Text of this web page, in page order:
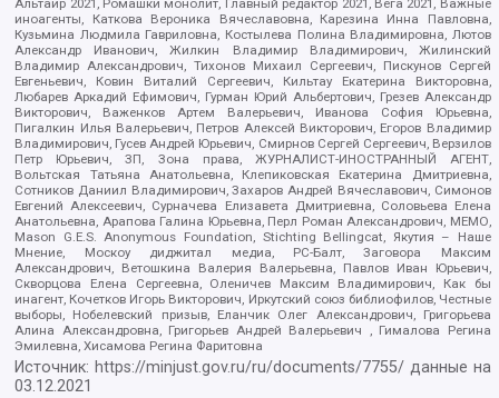
Альтаир 2021, Ромашки монолит, Главный редактор 2021, Вега 2021, Важные
иноагенты, Каткова Вероника Вячеславовна, Карезина Инна Павловна,
Кузьмина Людмила Гавриловна, Костылева Полина Владимировна, Лютов
Александр Иванович, Жилкин Владимир Владимирович, Жилинский
Владимир Александрович, Тихонов Михаил Сергеевич, Пискунов Сергей
Евгеньевич, Ковин Виталий Сергеевич, Кильтау Екатерина Викторовна,
Любарев Аркадий Ефимович, Гурман Юрий Альбертович, Грезев Александр
Викторович, Важенков Артем Валерьевич, Иванова София Юрьевна,
Пигалкин Илья Валерьевич, Петров Алексей Викторович, Егоров Владимир
Владимирович, Гусев Андрей Юрьевич, Смирнов Сергей Сергеевич, Верзилов
Петр Юрьевич, ЗП, Зона права, ЖУРНАЛИСТ-ИНОСТРАННЫЙ АГЕНТ,
Вольтская Татьяна Анатольевна, Клепиковская Екатерина Дмитриевна,
Сотников Даниил Владимирович, Захаров Андрей Вячеславович, Симонов
Евгений Алексеевич, Сурначева Елизавета Дмитриевна, Соловьева Елена
Анатольевна, Арапова Галина Юрьевна, Перл Роман Александрович, МЕМО,
Mason G.E.S. Anonymous Foundation, Stichting Bellingcat, Якутия – Наше
Мнение, Москоу диджитал медиа, РС-Балт, Заговора Максим
Александрович, Ветошкина Валерия Валерьевна, Павлов Иван Юрьевич,
Скворцова Елена Сергеевна, Оленичев Максим Владимирович, Как бы
инагент, Кочетков Игорь Викторович, Иркутский союз библиофилов, Честные
выборы, Нобелевский призыв, Еланчик Олег Александрович, Григорьева
Алина Александровна, Григорьев Андрей Валерьевич , Гималова Регина
Эмилевна, Хисамова Регина Фаритовна
Источник: https://minjust.gov.ru/ru/documents/7755/ данные на
03.12.2021